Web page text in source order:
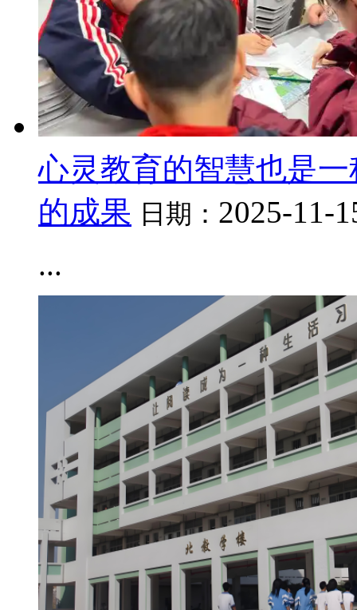
心灵教育的智慧也是
的成果 日期： 2025-11-
...